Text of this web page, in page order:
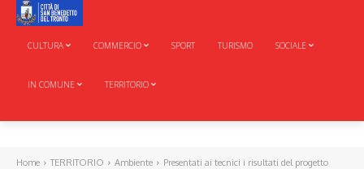
CULTURA COMMERCIO SPORT TURISMO SOCIALE
IN COMUNE TERRITORIO
Home TERRITORIO Ambiente
Presentati ai tecnici i risultati del progetto